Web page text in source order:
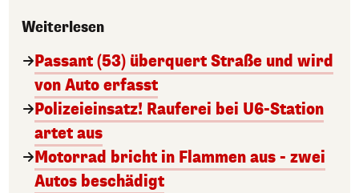
Weiterlesen
Passant (53) überquert Straße und wird
von Auto erfasst
Polizeieinsatz! Rauferei bei U6-Station
artet aus
Motorrad bricht in Flammen aus - zwei
Autos beschädigt